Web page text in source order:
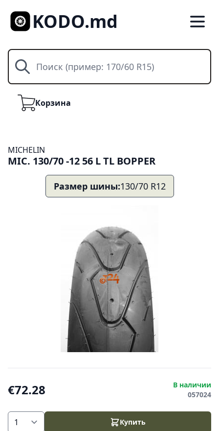
KODO.md
Поиск
КорзинаКорзина
MICHELIN
MIC. 130/70 -12 56 L TL BOPPER
Размер шины:130/70 R12
€72.28
В наличии
057024
Купить